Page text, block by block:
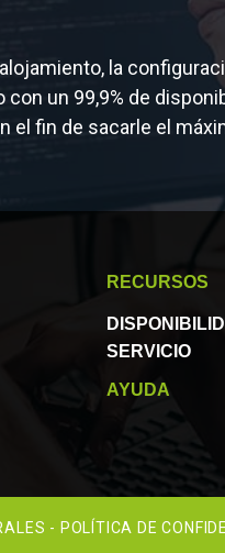
la
un 99,9% de
el fin de sacarle el
RECURSOS
SERVICIO
AYUDA
POLÍTICA DE